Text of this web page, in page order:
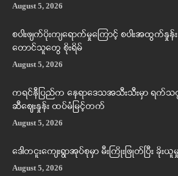
August 5, 2026
စပါးဖျက်ပိုးကျရောက်မှုကြောင့် စပါးအထွက်နှုန်
တောင်သူတွေ စိုးရိမ်
August 5, 2026
ကရင်နီပြည်က နေရာဒေသအသီးသီးမှာ ရက်
ဆီဈေးနှုန်း ထပ်မံမြင့်တက်
August 5, 2026
ဒေါတငူးကျေးရွာအုပ်စုမှာ မီးကြိုးဖြုတ်ပြီ
August 5, 2026